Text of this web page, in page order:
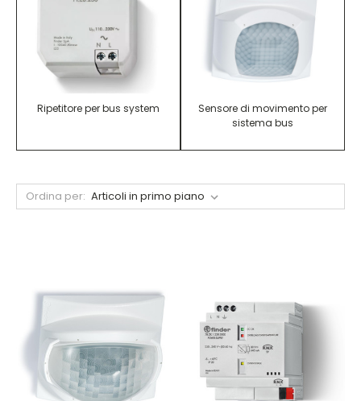
Ripetitore per bus system
Sensore di movimento per
sistema bus
Ordina per: